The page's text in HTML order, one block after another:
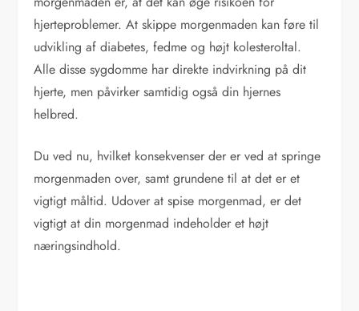
hjerteproblemer. At skippe morgenmaden kan føre til
udvikling af diabetes, fedme og højt kolesteroltal.
Alle disse sygdomme har direkte indvirkning på dit
hjerte, men påvirker samtidig også din hjernes
helbred.
Du ved nu, hvilket konsekvenser der er ved at springe
morgenmaden over, samt grundene til at det er et
vigtigt måltid. Udover at spise morgenmad, er det
vigtigt at din morgenmad indeholder et højt
næringsindhold.